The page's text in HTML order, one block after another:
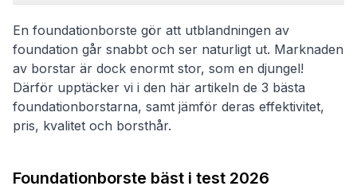
En foundationborste gör att utblandningen av
foundation går snabbt och ser naturligt ut. Marknaden
av borstar är dock enormt stor, som en djungel!
Därför upptäcker vi i den här artikeln de 3 bästa
foundationborstarna, samt jämför deras effektivitet,
pris, kvalitet och borsthår.
Foundationborste bäst i test 2026